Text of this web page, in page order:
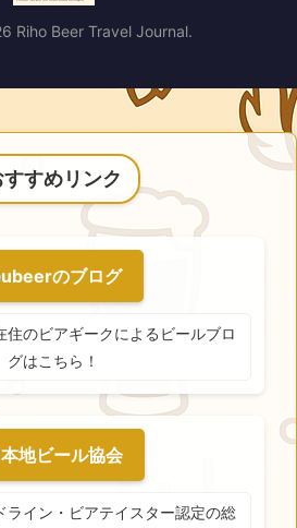
Riho Beer Travel Journal.
すすめリンク
のブログ
住のビアギークによるビールブロ
グはこちら！
地ビール協会
ライン・ビアテイスター認定の総